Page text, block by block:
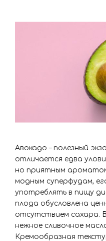
Авокадо – полезный
отличается едва
но приятным
модным суперфудам,
употреблять в пищу
плода обусловлена
отсутствием сахара.
нежное сливочное
Кремообразная